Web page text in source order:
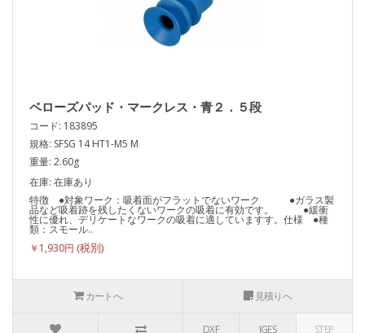
ベローズパッド・マークレス・青２．５段
コード: 183895
規格: SFSG 14 HT1-M5 M
重量: 2.60g
在庫: 在庫あり
特徴 ●対象ワーク：吸着面がフラットでないワーク ●ガラス製
品など吸着跡を残したくないワークの吸着に有効です。 ●緩衝
性に優れ、デリケートなワークの吸着に適していますす。仕様 ●種
類：スモール..
￥1,930円
カートへ 見積りへ
DXF IGES STEP